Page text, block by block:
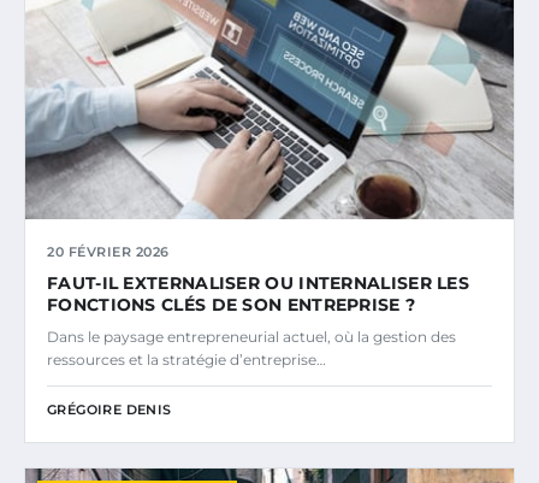
20 FÉVRIER 2026
FAUT-IL EXTERNALISER OU INTERNALISER LES
FONCTIONS CLÉS DE SON ENTREPRISE ?
Dans le paysage entrepreneurial actuel, où la gestion des
ressources et la stratégie d’entreprise…
GRÉGOIRE DENIS